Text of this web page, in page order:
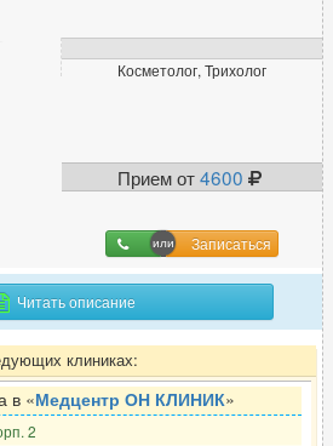
Косметолог, Трихолог
Прием от4600
Записаться
Читать описание
клиниках:
в «Медцентр ОН КЛИНИК»
2